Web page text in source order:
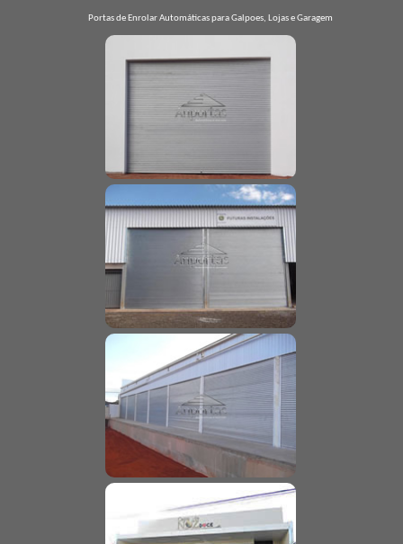
Portas de Enrolar Automáticas para Galpoes, Lojas e Garagem